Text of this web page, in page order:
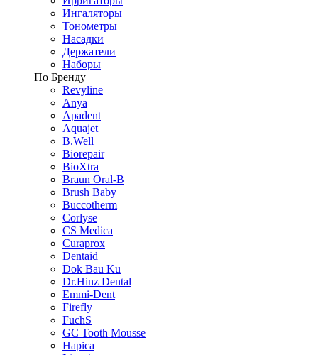
Ингаляторы
Тонометры
Насадки
Держатели
Наборы
По Бренду
Revyline
Anya
Apadent
Aquajet
B.Well
Biorepair
BioXtra
Braun Oral-B
Brush Baby
Buccotherm
Corlyse
CS Medica
Curaprox
Dentaid
Dok Bau Ku
Dr.Hinz Dental
Emmi-Dent
Firefly
FuchS
GC Tooth Mousse
Hapica